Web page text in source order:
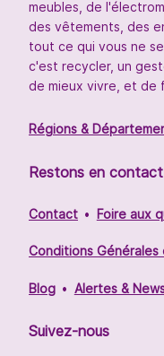
meubles, de
des vêtements, des
tout ce qui vous ne
c'est recycler, un
de mieux vivre, et de
Régions &
Restons en contact
Contact Foire aux
Conditions Générales
Blog Alertes &
Suivez-nous